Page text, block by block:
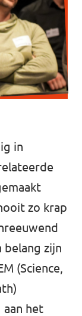
Volt
in
zo krap
belang zijn
(Science,
aan het